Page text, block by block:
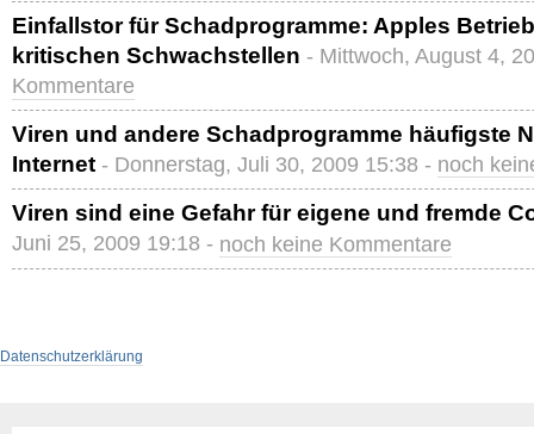
Einfallstor für Schadprogramme: Apples
kritischen Schwachstellen - Mittwoch, August 4,
Kommentare
Viren und andere Schadprogramme häufigste
Internet - Donnerstag, Juli 30, 2009 15:38 - noch
Viren sind eine Gefahr für eigene und fremde
Juni 25, 2009 19:18 - noch keine Kommentare
Datenschutzerklärung